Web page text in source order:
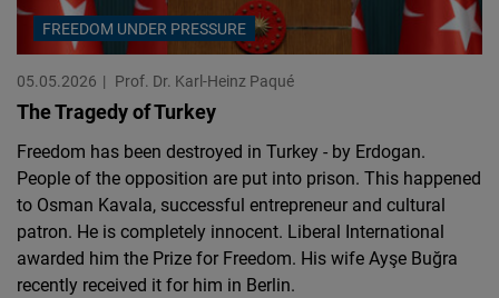
FREEDOM UNDER PRESSURE
05.05.2026 Prof. Dr. Karl-Heinz Paqué
The Tragedy of Turkey
Freedom has been destroyed in Turkey - by Erdogan.
People of the opposition are put into prison. This happened
to Osman Kavala, successful entrepreneur and cultural
patron. He is completely innocent. Liberal International
awarded him the Prize for Freedom. His wife Ayşe Buğra
recently received it for him in Berlin.